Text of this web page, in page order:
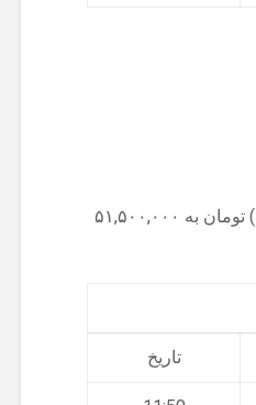
ربع سکه امروز با کاهش ۰.۹۷ درصدی، از ۵۲,۰۰۰,۰۰۰ (پنجاه و دو میلیون) تومان به ۵۱,۵۰۰,۰۰۰
تاریخ